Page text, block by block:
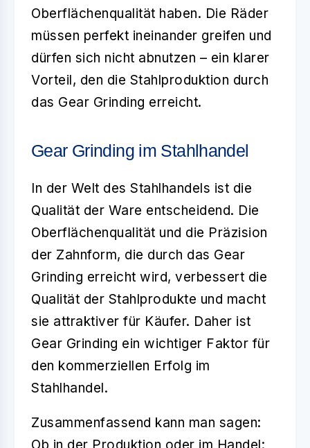
Oberflächenqualität haben. Die Räder
müssen perfekt ineinander greifen und
dürfen sich nicht abnutzen – ein klarer
Vorteil, den die Stahlproduktion durch
das Gear Grinding erreicht.
Gear Grinding im Stahlhandel
In der Welt des Stahlhandels ist die
Qualität der Ware entscheidend. Die
Oberflächenqualität und die Präzision
der Zahnform, die durch das Gear
Grinding erreicht wird, verbessert die
Qualität der Stahlprodukte und macht
sie attraktiver für Käufer. Daher ist
Gear Grinding ein wichtiger Faktor für
den kommerziellen Erfolg im
Stahlhandel.
Zusammenfassend kann man sagen: